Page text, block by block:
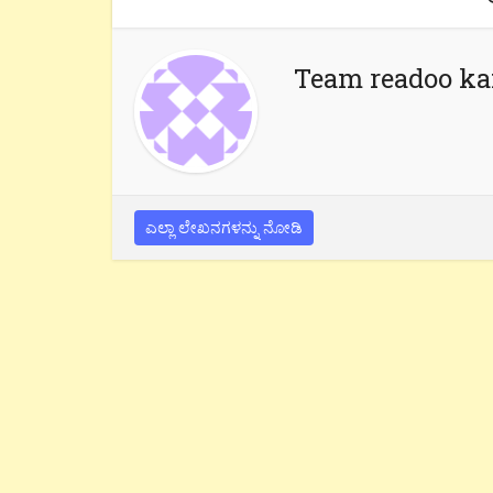
Team readoo
ಎಲ್ಲಾ ಲೇಖನಗಳನ್ನು ನೋಡಿ